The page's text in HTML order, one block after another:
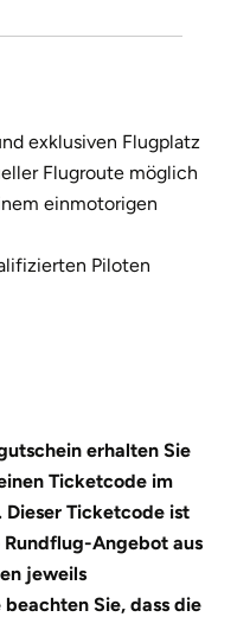
exklusiven Flugplatz
Flugroute möglich
einmotorigen
Piloten
erhalten Sie
Ticketcode im
Ticketcode ist
Angebot aus
jeweils
Sie, dass die